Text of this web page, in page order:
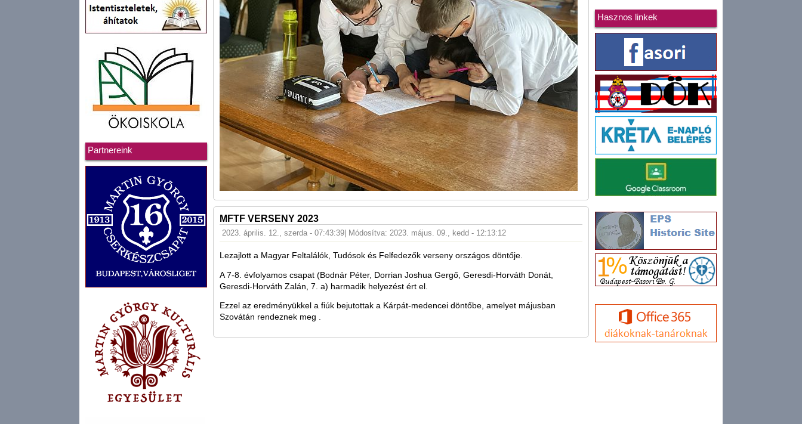
Partnereink
MFTF VERSENY 2023
2023. április. 12., szerda - 07:43:39 | Módosítva: 2023. május. 09., kedd - 12:13:12
Lezajlott a Magyar Feltalálók, Tudósok és Felfedezők verseny országos döntője.
A 7-8. évfolyamos csapat (Bodnár Péter, Dorrian Joshua Gergő, Geresdi-Horváth Donát,
Geresdi-Horváth Zalán, 7. a) harmadik helyezést ért el.
Ezzel az eredményükkel a fiúk bejutottak a Kárpát-medencei döntőbe, amelyet májusban
Szovátán rendeznek meg .
Hasznos linkek